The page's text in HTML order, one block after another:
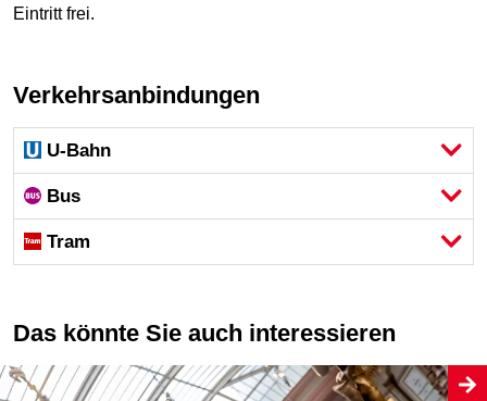
Eintritt frei.
Verkehrsanbindungen
U-Bahn
Bus
Tram
Das könnte Sie auch interessieren